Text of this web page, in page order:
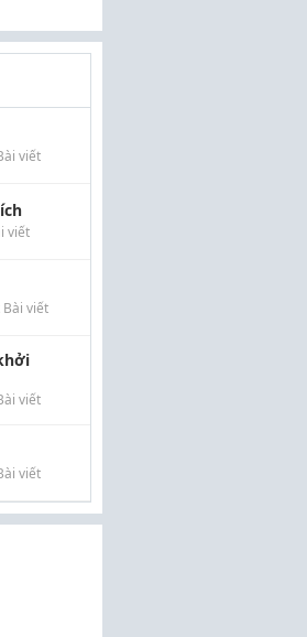
viết
viết
Bài viết
viết
viết